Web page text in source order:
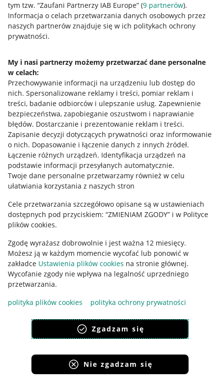
tym tzw. “Zaufani Partnerzy IAB Europe” (9 partnerów).
Informacja o celach przetwarzania danych osobowych przez
naszych partnerów znajduje się w ich politykach ochrony
prywatności.
My i nasi partnerzy możemy przetwarzać dane personalne
w celach:
Przechowywanie informacji na urządzeniu lub dostęp do
nich. Spersonalizowane reklamy i treści, pomiar reklam i
treści, badanie odbiorców i ulepszanie usług. Zapewnienie
bezpieczeństwa, zapobieganie oszustwom i naprawianie
błędów. Dostarczanie i prezentowanie reklam i treści.
Zapisanie decyzji dotyczących prywatności oraz informowanie
o nich. Dopasowanie i łączenie danych z innych źródeł.
Łączenie różnych urządzeń. Identyfikacja urządzeń na
podstawie informacji przesyłanych automatycznie.
Twoje dane personalne przetwarzamy również w celu
ułatwiania korzystania z naszych stron
Cele przetwarzania szczegółowo opisane są w ustawieniach
dostępnych pod przyciskiem: “ZMIENIAM ZGODY” i w Polityce
plików cookies.
Zgodę wyrażasz dobrowolnie i jest ważna 12 miesięcy.
Możesz ją w każdym momencie wycofać lub ponowić w
zakładce Ustawienia plików cookies na stronie głównej.
Wycofanie zgody nie wpływa na legalność uprzedniego
przetwarzania.
polityka plików cookies
polityka ochrony prywatności
Zgadzam się
Nie zgadzam się
Informacje prawne
Regulamin
Ustawienia plików "cookies"
Udostępnianie lokalizacji
Informacje dla Aktu o Usługach Cyfrowych
Pobierz aplikację
Korzystanie z serwisu oznacza akceptację regulaminu.